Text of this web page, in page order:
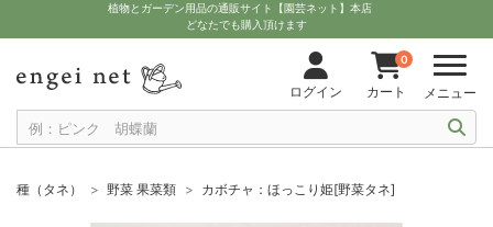
植物とガーデン用品の通販サイト【園芸ネット】本店
どなたでも購入頂けます
ログイン
0
カート メニュー
種（タネ） 野菜 果菜類 カボチャ：ほっこり姫[野菜タネ]